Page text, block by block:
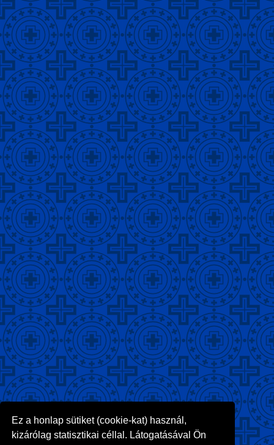
Ez a honlap sütiket (cookie-kat) használ,
kizárólag statisztikai céllal. Látogatásával Ön